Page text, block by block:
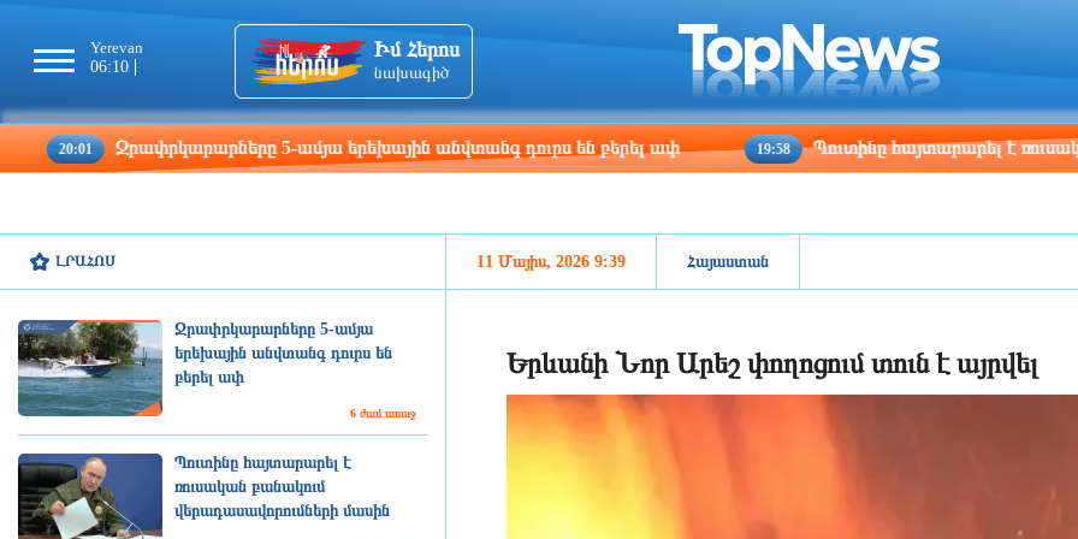
Yerevan
06:10
Tbilisi
06:10
Moscow
05:10
Los Angeles
19:10
Beijing
10:10
Իմ Հերոս
նախագիծ
Ջրափրկարարները 5-ամյա երեխային անվտանգ դուրս են բերել ափ 19:58 Պուտինը հայտարարել է ռուսական
ԼՐԱՀՈՍ
Ջրափրկարարները 5-ամյա
երեխային անվտանգ դուրս են
բերել ափ
6 ժամ առաջ
Պուտինը հայտարարել է
ռուսական բանակում
վերադասավորումների մասին
11 Մայիս, 2026 9:39 Հայաստան
Երևանի Նոր Արեշ փողոցում տուն է այրվել